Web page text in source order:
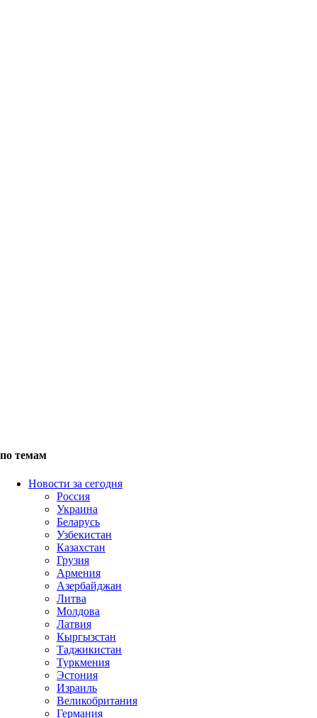
по темам
Новости за сегодня
Россия
Украина
Беларусь
Узбекистан
Казахстан
Грузия
Армения
Азербайджан
Литва
Молдова
Латвия
Кыргызстан
Таджикистан
Туркмения
Эстония
Израиль
Великобритания
Германия